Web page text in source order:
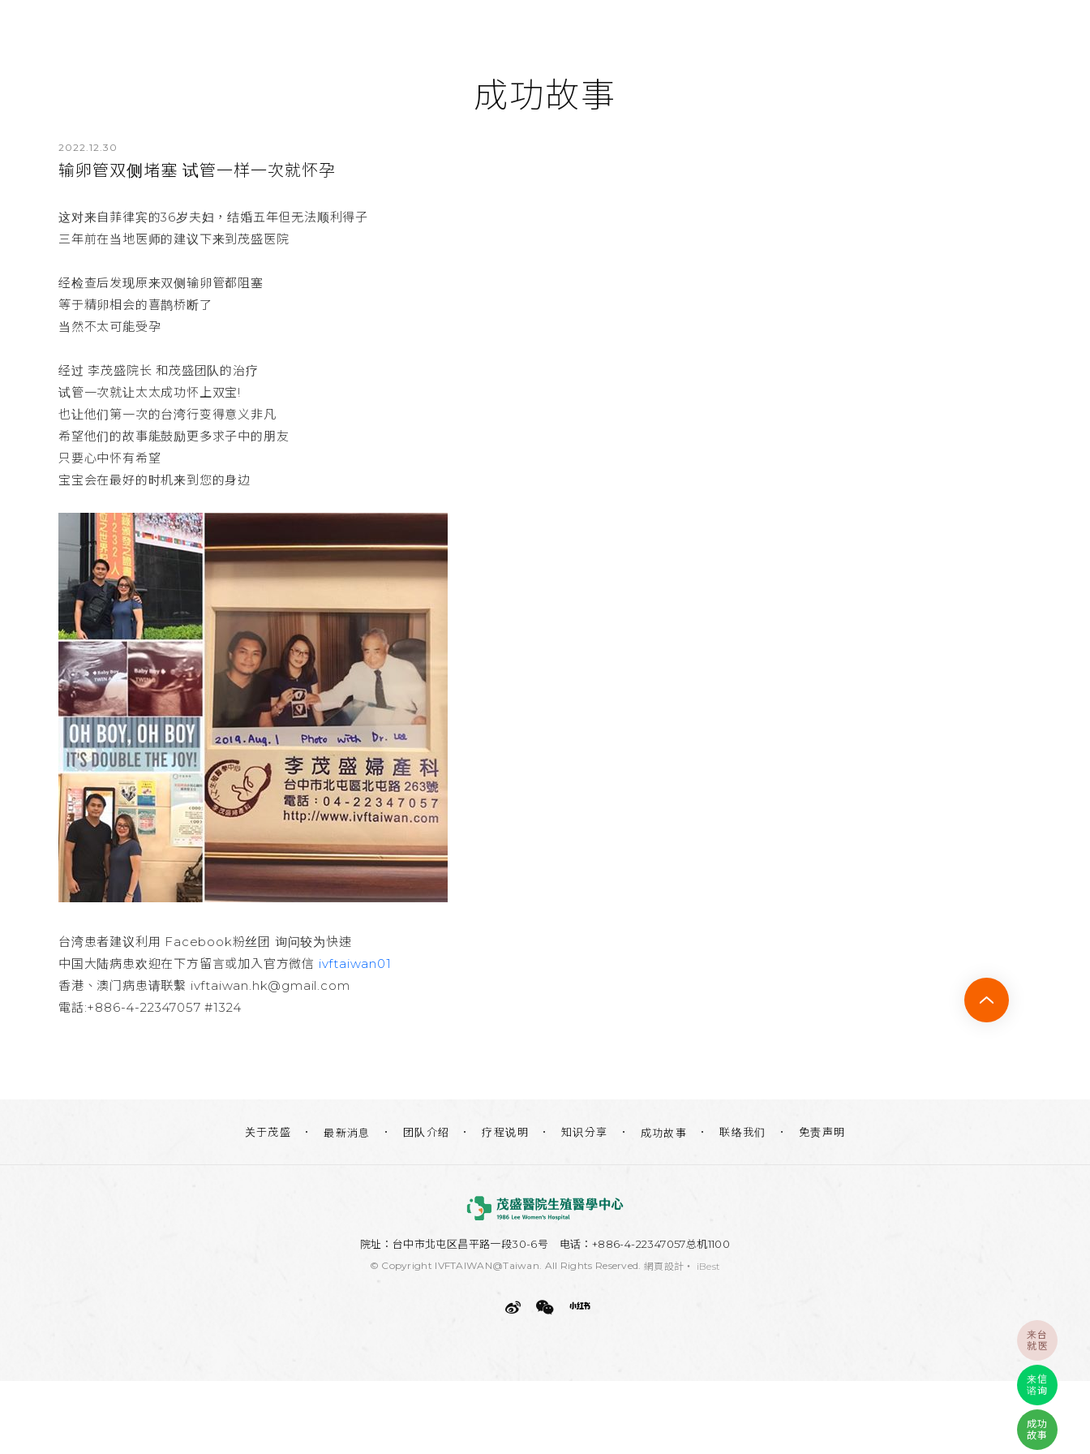
成功故事
2022.12.30
输卵管双侧堵塞 试管一样一次就怀孕
这对来自菲律宾的36岁夫妇，结婚五年但无法顺利得子
三年前在当地医师的建议下来到茂盛医院
经检查后发现原来双侧输卵管都阻塞
等于精卵相会的喜鹊桥断了
当然不太可能受孕
经过 李茂盛院长 和茂盛团队的治疗
试管一次就让太太成功怀上双宝!
也让他们第一次的台湾行变得意义非凡
希望他们的故事能鼓励更多求子中的朋友
只要心中怀有希望
宝宝会在最好的时机来到您的身边
台湾患者建议利用 Facebook粉丝团 询问较为快速
中国大陆病患欢迎在下方留言或加入官方微信 ivftaiwan01
香港、澳门病患请联繫 ivftaiwan.hk@gmail.com
電話:+886-4-22347057 #1324
关于茂盛 最新消息 团队介绍 疗程说明 知识分享 成功故事 联络我们 免责声明
院址： 台中市北屯区昌平路一段30-6号 电话：+886-4-22347057总机1100
© Copyright IVFTAIWAN@Taiwan. All Rights Reserved. 網頁設計 ‧ iBest
来台
就医
来信
谘询
成功
故事